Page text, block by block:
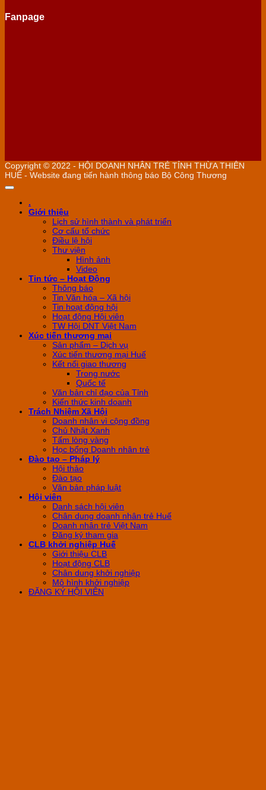
Fanpage
Copyright © 2022 - HỘI DOANH NHÂN TRẺ TỈNH THỪA THIÊN
HUẾ - Website đang tiến hành thông báo Bộ Công Thương
.
Giới thiệu
Lịch sử hình thành và phát triển
Cơ cấu tổ chức
Điều lệ hội
Thư viện
Hình ảnh
Video
Tin tức – Hoạt Động
Thông báo
Tin Văn hóa – Xã hội
Tin hoạt động hội
Hoạt động Hội viên
TW Hội DNT Việt Nam
Xúc tiến thương mại
Sản phẩm – Dịch vụ
Xúc tiến thương mại Huế
Kết nối giao thương
Trong nước
Quốc tế
Văn bản chỉ đạo của Tỉnh
Kiến thức kinh doanh
Trách Nhiệm Xã Hội
Doanh nhân vì cộng đồng
Chủ Nhật Xanh
Tấm lòng vàng
Học bổng Doanh nhân trẻ
Đào tạo – Pháp lý
Hội thảo
Đào tạo
Văn bản pháp luật
Hội viên
Danh sách hội viên
Chân dung doanh nhân trẻ Huế
Doanh nhân trẻ Việt Nam
Đăng ký tham gia
CLB khởi nghiệp Huế
Giới thiệu CLB
Hoạt động CLB
Chân dung khởi nghiệp
Mô hình khởi nghiệp
ĐĂNG KÝ HỘI VIÊN